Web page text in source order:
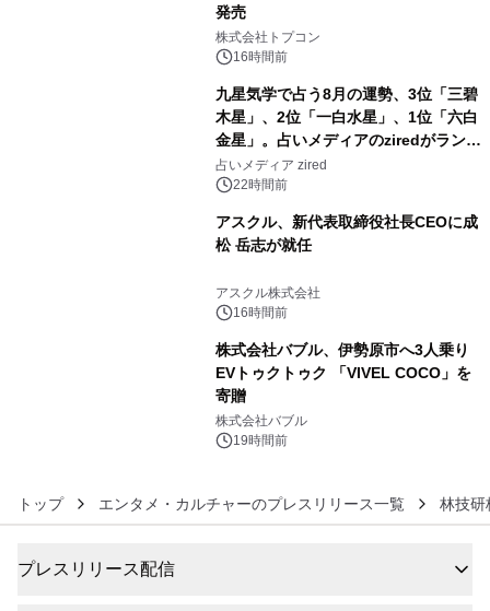
発売
株式会社トプコン
16時間前
九星気学で占う8月の運勢、3位「三碧
木星」、2位「一白水星」、1位「六白
金星」。占いメディアのziredがランキ
ングを発表
占いメディア zired
22時間前
アスクル、新代表取締役社長CEOに成
松 岳志が就任
アスクル株式会社
16時間前
株式会社バブル、伊勢原市へ3人乗り
EVトゥクトゥク 「VIVEL COCO」を
寄贈
株式会社バブル
19時間前
トップ エンタメ・カルチャーのプレスリリース一覧 林技研
プレスリリース配信